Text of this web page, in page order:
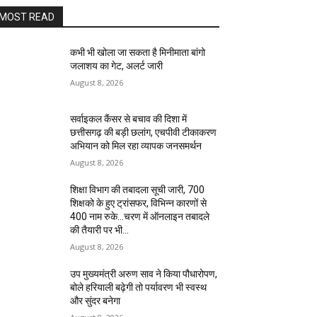
READ
कभी भी खोला जा सकता है मिनीमाता बांगो
जलाशय का गेट, अलर्ट जारी
August 8, 2026
सर्वाइकल कैंसर से बचाव की दिशा में
छत्तीसगढ़ की बड़ी छलांग, एचपीवी टीकाकरण
अभियान को मिल रहा व्यापक जनसमर्थन
August 8, 2026
शिक्षा विभाग की तबादला सूची जारी, 700
शिक्षको के हुए ट्रांसफर, विभिन्न कारणों से
400 नाम रुके…चरण में ऑनलाइन तबादले
की तैयारी पर भी...
August 8, 2026
उप मुख्यमंत्री अरुण साव ने किया पौधारोपण,
बोले हरियाली बढ़ेगी तो पर्यावरण भी स्वस्थ
और सुंदर बनेगा